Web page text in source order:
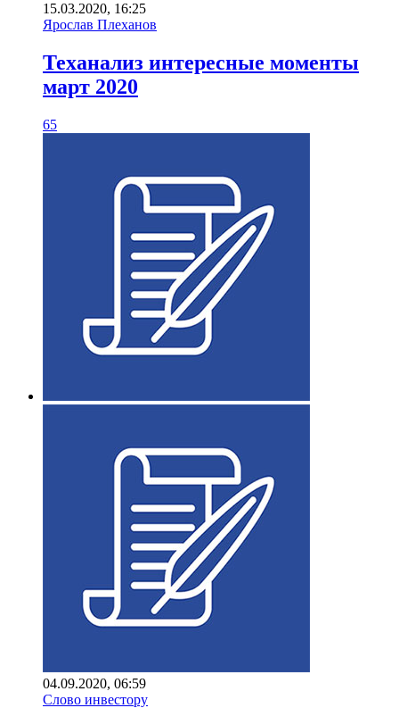
15.03.2020, 16:25
Ярослав Плеханов
Теханализ интересные моменты
март 2020
65
04.09.2020, 06:59
Слово инвестору